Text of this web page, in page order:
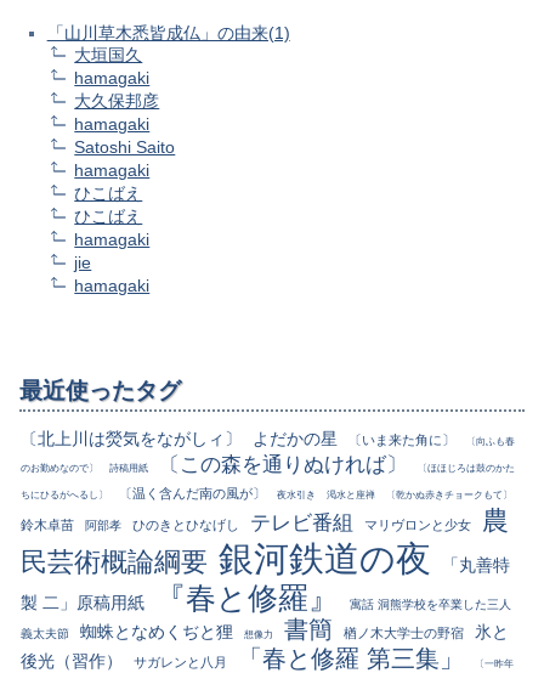
「山川草木悉皆成仏」の由来(1)
大垣国久
hamagaki
大久保邦彦
hamagaki
Satoshi Saito
hamagaki
ひこばえ
ひこばえ
hamagaki
jie
hamagaki
最近使ったタグ
〔北上川は熒気をながしィ〕 よだかの星 〔いま来た角に〕 〔向ふも春
のお勤めなので〕 詩稿用紙 〔この森を通りぬければ〕 〔ほほじろは鼓のかた
ちにひるがへるし〕 〔温く含んだ南の風が〕 夜水引き 渇水と座禅 〔乾かぬ赤きチョークもて〕
鈴木卓苗 阿部孝 ひのきとひなげし テレビ番組 マリヴロンと少女
農
民芸術概論綱要 銀河鉄道の夜
「丸善特
製 二」原稿用紙
『春と修羅』 寓話 洞熊学校を卒業した三人
義太夫節 蜘蛛となめくぢと狸 想像力 書簡 楢ノ木大学士の野宿
氷と
後光（習作）
サガレンと八月 「春と修羅 第三集」 〔一昨年